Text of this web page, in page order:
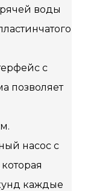
воды
с
позволяет
насос с
каждые